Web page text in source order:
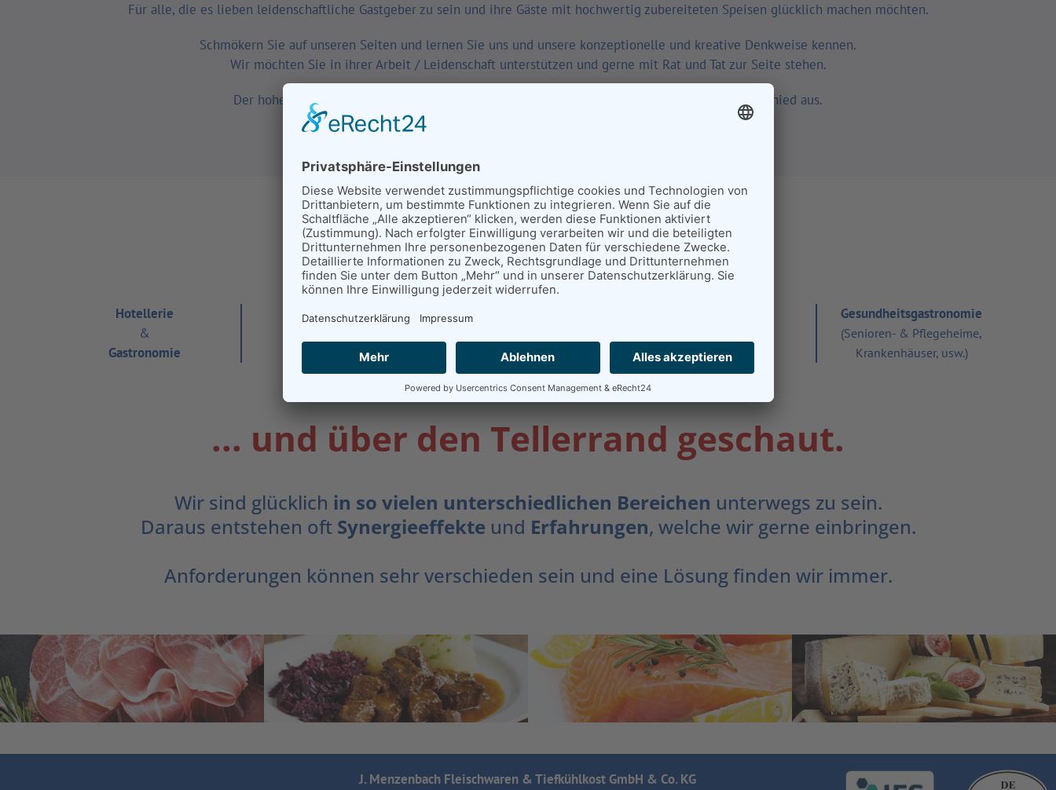
Für alle, die es lieben leidenschaftliche Gastgeber zu sein und ihre Gäste mit hochwertig zubereiteten Speisen glücklich machen möchten.
Schmökern Sie auf unseren Seiten und lernen Sie uns und unsere konzeptionelle und kreative Denkweise kennen.
Wir möchten Sie in ihrer Arbeit / Leidenschaft unterstützen und gerne mit Rat und Tat zur Seite stehen.
Der hohe Anspruch an uns selbst und die Nähe zu unseren Kunden macht bei uns den Unterschied aus.
Und das seit nunmehr 2 Generationen.
Hier fühlen wir uns zuhause.
Hotellerie
&
Gastronomie
Bäckereien
Systemgastronomie
Betriebsgastronomie
Gesundheitsgastronomie
(Senioren- & Pflegeheime,
Krankenhäuser, usw.)
... und über den Tellerrand geschaut.
Wir sind glücklich in so vielen unterschiedlichen Bereichen unterwegs zu sein.
Daraus entstehen oft Synergieeffekte und Erfahrungen, welche wir gerne einbringen.
Anforderungen können sehr verschieden sein und eine Lösung finden wir immer.
J. Menzenbach Fleischwaren & Tiefkühlkost GmbH & Co. KG